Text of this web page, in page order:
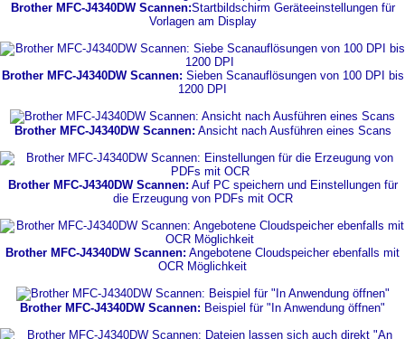
Brother MFC-J4340DW Scannen:Startbildschirm Geräteeinstellungen für
Vorlagen am Display
Brother MFC-J4340DW Scannen: Sieben Scanauflösungen von 100 DPI bis
1200 DPI
Brother MFC-J4340DW Scannen: Ansicht nach Ausführen eines Scans
Brother MFC-J4340DW Scannen: Auf PC speichern und Einstellungen für
die Erzeugung von PDFs mit OCR
Brother MFC-J4340DW Scannen: Angebotene Cloudspeicher ebenfalls mit
OCR Möglichkeit
Brother MFC-J4340DW Scannen: Beispiel für "In Anwendung öffnen"